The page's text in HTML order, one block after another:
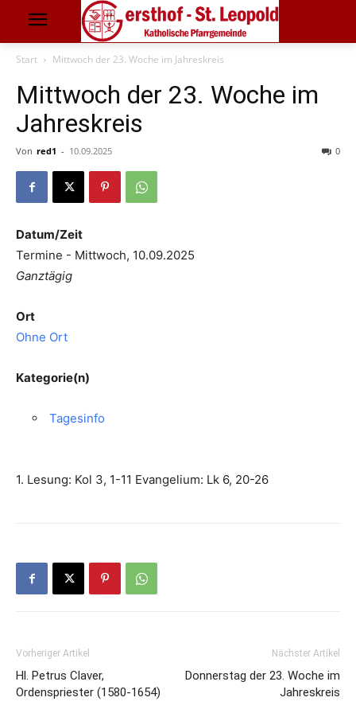
Start Mittwoch der 23. Woche im Jahreskreis
Mittwoch der 23. Woche im
Jahreskreis
Von red1 - 10.09.2025 0
Datum/Zeit
Termine - Mittwoch, 10.09.2025
Ganztägig
Ort
Ohne Ort
Kategorie(n)
Tagesinfo
1. Lesung: Kol 3, 1-11 Evangelium: Lk 6, 20-26
Vorheriger Artikel
Hl. Petrus Claver,
Ordenspriester (1580-1654)
Nächster Artikel
Donnerstag der 23. Woche im
Jahreskreis